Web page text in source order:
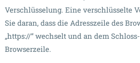
Verschlüsselung. Eine verschlüsselte
Sie daran, dass die Adresszeile des
„https://“ wechselt und an dem
Browserzeile.